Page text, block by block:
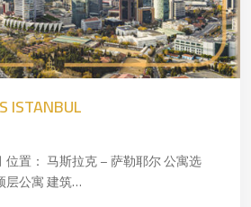
ISTANBUL
置： 马斯拉克 – 萨勒耶尔 公寓选
层公寓 建筑…